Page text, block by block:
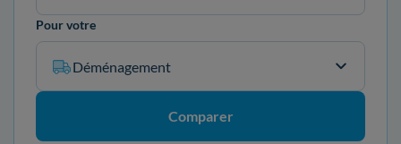
Pour votre
Déménagement
Comparer